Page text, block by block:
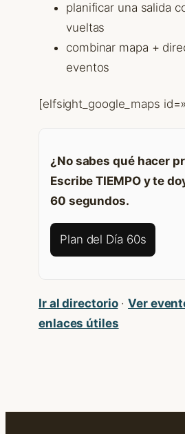
planificar una salida
vueltas
combinar mapa +
eventos
[elfsight_google_maps
¿No sabes qué hacer
Escribe TIEMPO y te
60 segundos.
Plan del Día 60s
Ir al directorio·Ver
enlaces útiles